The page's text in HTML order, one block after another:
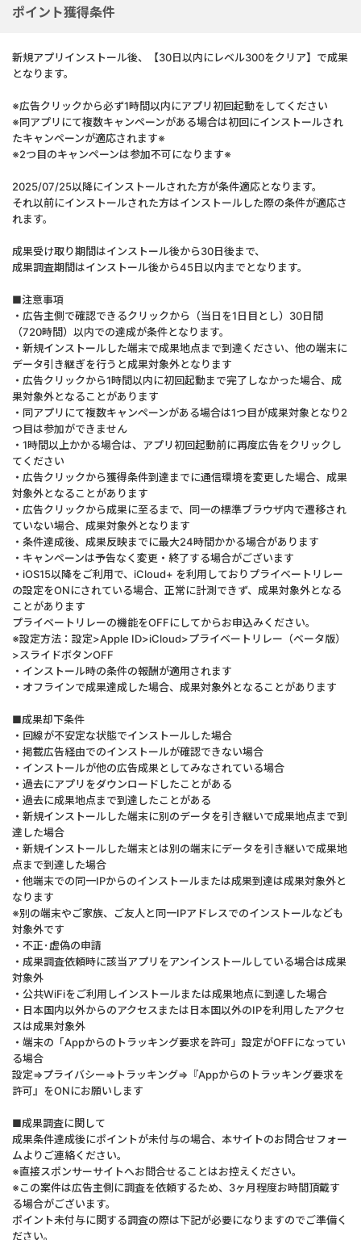
ポイント獲得条件
新規アプリインストール後、【30日以内にレベル300をクリア】で成果
となります。
※広告クリックから必ず1時間以内にアプリ初回起動をしてください
※同アプリにて複数キャンペーンがある場合は初回にインストールされ
たキャンペーンが適応されます※
※2つ目のキャンペーンは参加不可になります※
2025/07/25以降にインストールされた方が条件適応となります。
それ以前にインストールされた方はインストールした際の条件が適応さ
れます。
成果受け取り期間はインストール後から30日後まで、
成果調査期間はインストール後から45日以内までとなります。
■注意事項
・広告主側で確認できるクリックから（当日を1日目とし）30日間
（720時間）以内での達成が条件となります。
・新規インストールした端末で成果地点まで到達ください、他の端末に
データ引き継ぎを行うと成果対象外となります
・広告クリックから1時間以内に初回起動まで完了しなかった場合、成
果対象外となることがあります
・同アプリにて複数キャンペーンがある場合は1つ目が成果対象となり2
つ目は参加ができません
・1時間以上かかる場合は、アプリ初回起動前に再度広告をクリックし
てください
・広告クリックから獲得条件到達までに通信環境を変更した場合、成果
対象外となることがあります
・広告クリックから成果に至るまで、同一の標準ブラウザ内で遷移され
ていない場合、成果対象外となります
・条件達成後、成果反映までに最大24時間かかる場合があります
・キャンペーンは予告なく変更・終了する場合がございます
・iOS15以降をご利用で、iCloud+ を利用しておりプライベートリレー
の設定をONにされている場合、正常に計測できず、成果対象外となる
ことがあります
プライベートリレーの機能をOFFにしてからお申込みください。
※設定方法：設定>Apple ID>iCloud>プライベートリレー（ベータ版）
>スライドボタンOFF
・インストール時の条件の報酬が適用されます
・オフラインで成果達成した場合、成果対象外となることがあります
■成果却下条件
・回線が不安定な状態でインストールした場合
・掲載広告経由でのインストールが確認できない場合
・インストールが他の広告成果としてみなされている場合
・過去にアプリをダウンロードしたことがある
・過去に成果地点まで到達したことがある
・新規インストールした端末に別のデータを引き継いで成果地点まで到
達した場合
・新規インストールした端末とは別の端末にデータを引き継いで成果地
点まで到達した場合
・他端末での同一IPからのインストールまたは成果到達は成果対象外と
なります
※別の端末やご家族、ご友人と同一IPアドレスでのインストールなども
対象外です
・不正･虚偽の申請
・成果調査依頼時に該当アプリをアンインストールしている場合は成果
対象外
・公共WiFiをご利用しインストールまたは成果地点に到達した場合
・日本国内以外からのアクセスまたは日本国以外のIPを利用したアクセ
スは成果対象外
・端末の「Appからのトラッキング要求を許可」設定がOFFになってい
る場合
設定⇒プライバシー⇒トラッキング⇒『Appからのトラッキング要求を
許可』をONにお願いします
■成果調査に関して
成果条件達成後にポイントが未付与の場合、本サイトのお問合せフォー
ムよりご連絡ください。
※直接スポンサーサイトへお問合せることはお控えください。
※この案件は広告主側に調査を依頼するため、3ヶ月程度お時間頂戴す
る場合がございます。
ポイント未付与に関する調査の際は下記が必要になりますのでご準備く
ださい。